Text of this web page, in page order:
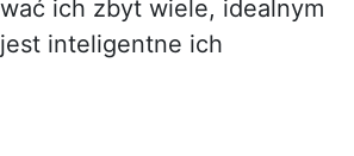
ich zbyt wiele, idealnym
inteligentne ich